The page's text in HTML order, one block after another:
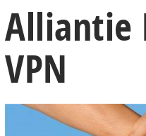
Alliantie
VPN